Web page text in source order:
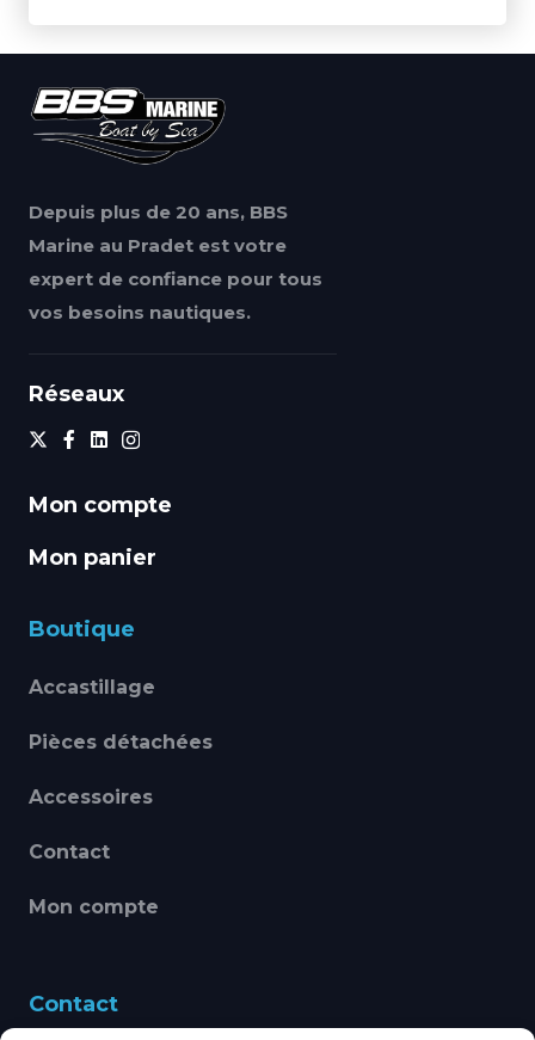
Depuis plus de 20 ans, BBS
Marine au Pradet est votre
expert de confiance pour tous
vos besoins nautiques.
Réseaux
Mon compte
Mon panier
Boutique
Accastillage
Pièces détachées
Accessoires
Contact
Mon compte
Contact